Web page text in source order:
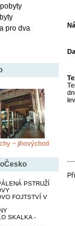
pro dva
~ jihovýchod
PSTRUŽÍ
FOJTSTVÍ V
SKALKA -